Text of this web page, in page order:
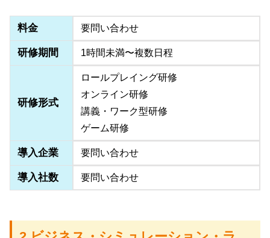
料金 要問い合わせ
研修期間 1時間未満〜複数日程
研修形式
ロールプレイング研修
オンライン研修
講義・ワーク型研修
ゲーム研修
導入企業 要問い合わせ
導入社数 要問い合わせ